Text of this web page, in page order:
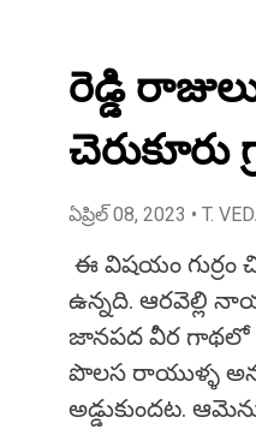
రెడ్డి
చెరుకూరు
ఏప్రిల్ 08, 2023 • T.
ఈ విషయం
ఉన్నది. ఆరవెల్లి
జానపద వీర గాథలో
పొలస రాయుళ్ళ
అడ్డుకుందట.